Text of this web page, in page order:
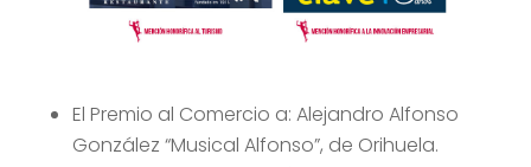
El Premio al Comercio a: Alejandro Alfonso
González “Musical Alfonso”, de Orihuela.